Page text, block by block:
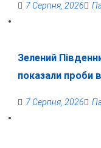
7 Серпня, 2026
Зелений
показали проби
7 Серпня, 2026